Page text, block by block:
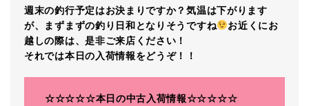
週末の釣行予定はお決まりですか？気温は下がります
が、まずまずの釣り日和となりそうですね
お近くにお
越しの際は、是非ご来店ください！
それでは本日の入荷情報をどうぞ！！
☆☆☆☆☆本日の中古入荷情報☆☆☆☆☆